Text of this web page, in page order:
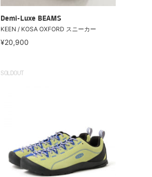
Demi-Luxe BEAMS
KEEN / KOSA OXFORD スニーカー
¥20,900
SOLDOUT